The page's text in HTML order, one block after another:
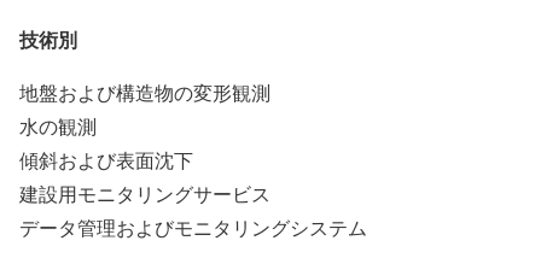
技術別
地盤および構造物の変形観測
水の観測
傾斜および表面沈下
建設用モニタリングサービス
データ管理およびモニタリングシステム